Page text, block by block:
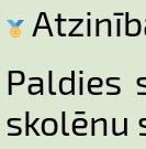
Paldies
skolēnu